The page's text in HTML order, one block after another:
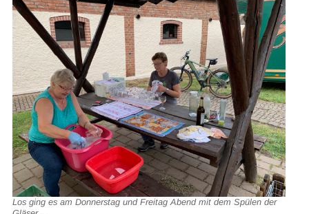
Los ging es am Donnerstag und Freitag Abend mit dem Spülen der